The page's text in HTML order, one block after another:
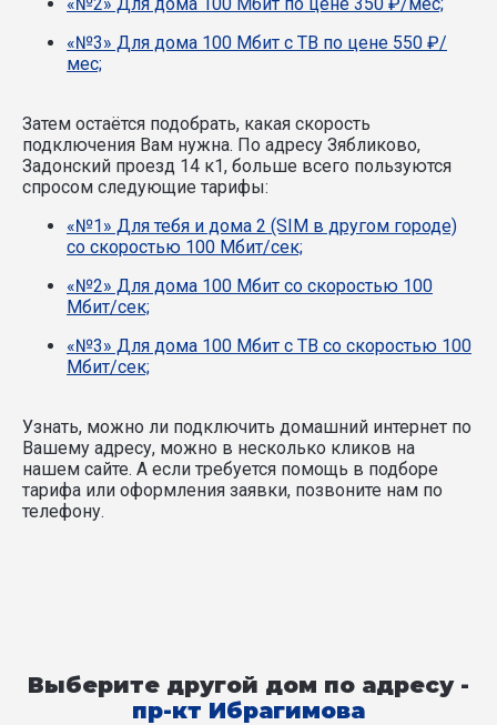
«№3» Для дома 100 Мбит с ТВ по цене 550 ₽/
мес;
Затем остаётся подобрать, какая скорость
подключения Вам нужна. По адресу Зябликово,
Задонский проезд 14 к1, больше всего пользуются
спросом следующие тарифы:
«№1» Для тебя и дома 2 (SIM в другом городе)
со скоростью 100 Мбит/сек;
«№2» Для дома 100 Мбит со скоростью 100
Мбит/сек;
«№3» Для дома 100 Мбит с ТВ со скоростью 100
Мбит/сек;
Узнать, можно ли подключить домашний интернет по
Вашему адресу, можно в несколько кликов на
нашем сайте. А если требуется помощь в подборе
тарифа или оформления заявки, позвоните нам по
телефону.
Выберите другой дом по адресу -
пр-кт Ибрагимова